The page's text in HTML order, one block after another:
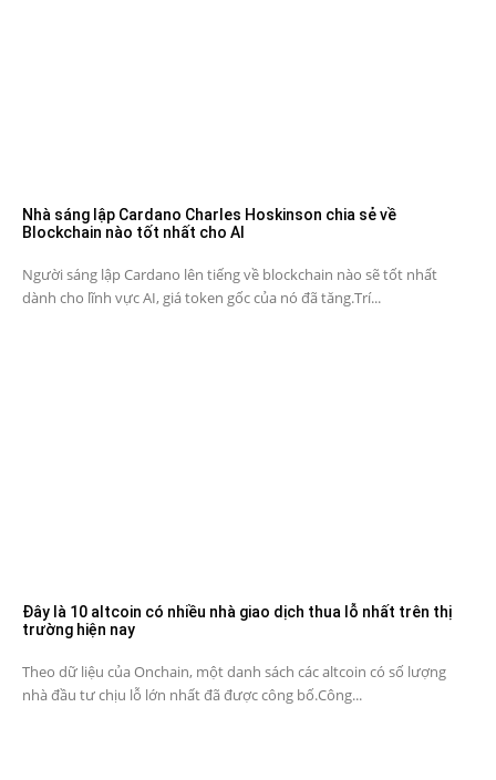
Nhà sáng lập Cardano Charles Hoskinson chia sẻ về
Blockchain nào tốt nhất cho AI
Người sáng lập Cardano lên tiếng về blockchain nào sẽ tốt nhất
dành cho lĩnh vực AI, giá token gốc của nó đã tăng.Trí...
Đây là 10 altcoin có nhiều nhà giao dịch thua lỗ nhất trên thị
trường hiện nay
Theo dữ liệu của Onchain, một danh sách các altcoin có số lượng
nhà đầu tư chịu lỗ lớn nhất đã được công bố.Công...